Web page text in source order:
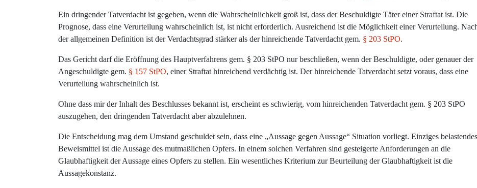
l
m
n
w
F
r
Ein dringender Tatverdacht ist gegeben, wenn die Wahrscheinlichkeit groß ist, dass der Beschuldigte Täter einer Straftat ist. Die
Prognose, dass eine Verurteilung wahrscheinlich ist, ist nicht erforderlich. Ausreichend ist die Möglichkeit einer Verurteilung.
der allgemeinen Definition ist der Verdachtsgrad stärker als der hinreichende Tatverdacht gem. § 203 StPO.
Das Gericht darf die Eröffnung des Hauptverfahrens gem. § 203 StPO nur beschließen, wenn der Beschuldigte, oder genauer der
Angeschuldigte gem. § 157 StPO, einer Straftat hinreichend verdächtig ist. Der hinreichende Tatverdacht setzt voraus, dass eine
Verurteilung wahrscheinlich ist.
Ohne dass mir der Inhalt des Beschlusses bekannt ist, erscheint es schwierig, vom hinreichenden Tatverdacht gem. § 203 StPO
auszugehen, den dringenden Tatverdacht aber abzulehnen.
Die Entscheidung mag dem Umstand geschuldet sein, dass eine „Aussage gegen Aussage“ Situation vorliegt. Einziges belastendes
Beweismittel ist die Aussage des mutmaßlichen Opfers. In einem solchen Verfahren sind gesteigerte Anforderungen an die
Glaubhaftigkeit der Aussage eines Opfers zu stellen. Ein wesentliches Kriterium zur Beurteilung der Glaubhaftigkeit ist die
Aussagekonstanz.